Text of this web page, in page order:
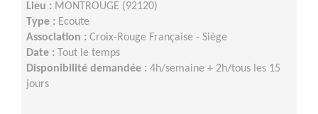
Lieu : MONTROUGE (92120)
Type : Ecoute
Association : Croix-Rouge Française - Siège
Date : Tout le temps
Disponibilité demandée : 4h/semaine + 2h/tous les 15
jours